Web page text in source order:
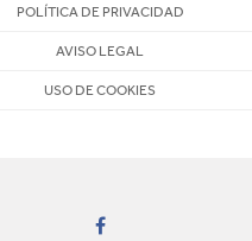
POLÍTICA DE PRIVACIDAD
AVISO LEGAL
USO DE COOKIES